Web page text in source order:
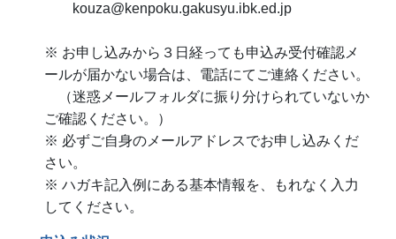
kouza@kenpoku.gakusyu.ibk.ed.jp
※ お申し込みから３日経っても申込み受付確認メ
ールが届かない場合は、電話にてご連絡ください。
（迷惑メールフォルダに振り分けられていないか
ご確認ください。）
※ 必ずご自身のメールアドレスでお申し込みくだ
さい。
※ ハガキ記入例にある基本情報を、もれなく入力
してください。